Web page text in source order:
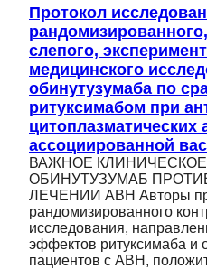
Протокол
слепого,
медицинского
обинутузумаба по
ритуксимабом при
цитоплазматических
ассоциированной
ВАЖНОЕ
ОБИНУТУЗУМАБ
ЛЕЧЕНИИ АВН Авторы
рандомизированного
исследования,
эффектов ритуксимаба и
пациентов с АВН,